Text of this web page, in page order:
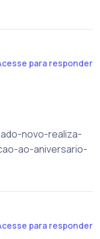
para responder
novo-realiza-
ao-aniversario-
para responder